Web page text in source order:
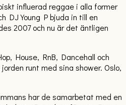
influerad reggae i alla former
DJ Young P bjuda in till en
2007 och nu är det äntligen
House, RnB, Dancehall och
runt med sina shower. Oslo,
har de samarbetat med en